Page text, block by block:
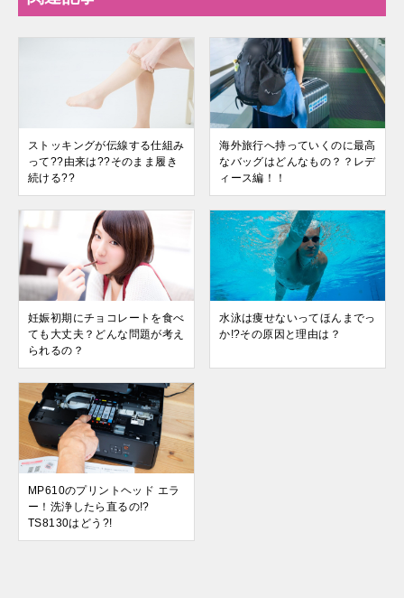
ストッキングが伝線する仕組み
って??由来は??そのまま履き
続ける??
海外旅行へ持っていくのに最高
なバッグはどんなもの？？レデ
ィース編！！
妊娠初期にチョコレートを食べ
ても大丈夫？どんな問題が考え
られるの？
水泳は痩せないってほんまでっ
か!?その原因と理由は？
MP610のプリントヘッド エラ
ー！洗浄したら直るの!?
TS8130はどう?!